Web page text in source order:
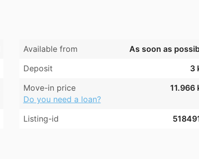
Available from
As soon as
Deposit
3
Move-in price
11.966
Do you need a loan?
Listing-id